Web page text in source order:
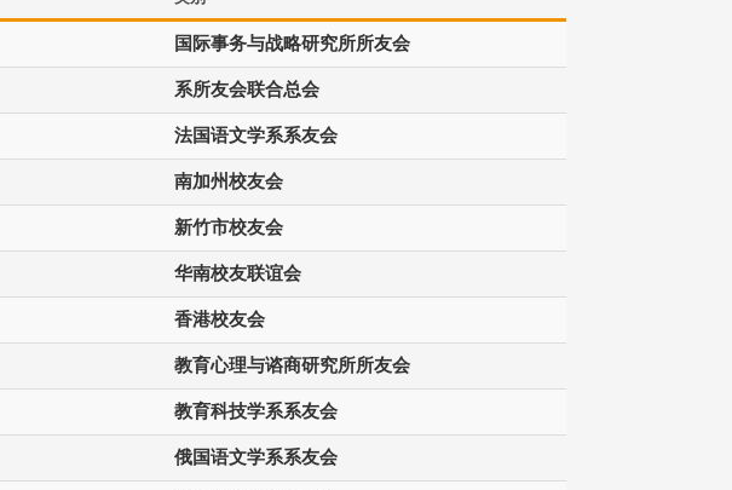
国际事务与战略研究所所友会
系所友会联合总会
法国语文学系系友会
南加州校友会
新竹市校友会
华南校友联谊会
香港校友会
教育心理与谘商研究所所友会
教育科技学系系友会
俄国语文学系系友会